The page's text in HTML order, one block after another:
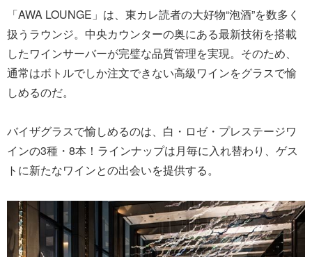
「AWA LOUNGE」は、東カレ読者の大好物“泡酒”を数多く
扱うラウンジ。中央カウンターの奥にある最新技術を搭載
したワインサーバーが完璧な品質管理を実現。そのため、
通常はボトルでしか注文できない高級ワインをグラスで愉
しめるのだ。
バイザグラスで愉しめるのは、白・ロゼ・プレステージワ
インの3種・8本！ラインナップは月毎に入れ替わり、ゲス
トに新たなワインとの出会いを提供する。